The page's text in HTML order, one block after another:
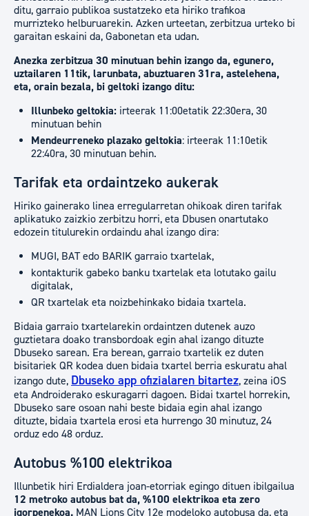
ditu, garraio publikoa sustatzeko eta hiriko trafikoa
murrizteko helburuarekin. Azken urteetan, zerbitzua urteko bi
garaitan eskaini da, Gabonetan eta udan.
Anezka zerbitzua 30 minutuan behin izango da, egunero,
uztailaren 11tik, larunbata, abuztuaren 31ra, astelehena,
eta, orain bezala, bi geltoki izango ditu:
Illunbeko geltokia: irteerak 11:00etatik 22:30era, 30
minutuan behin
Mendeurreneko plazako geltokia: irteerak 11:10etik
22:40ra, 30 minutuan behin.
Tarifak eta ordaintzeko aukerak
Hiriko gainerako linea erregularretan ohikoak diren tarifak
aplikatuko zaizkio zerbitzu horri, eta Dbusen onartutako
edozein titulurekin ordaindu ahal izango dira:
MUGI, BAT edo BARIK garraio txartelak,
kontakturik gabeko banku txartelak eta lotutako gailu
digitalak,
QR txartelak eta noizbehinkako bidaia txartela.
Bidaia garraio txartelarekin ordaintzen dutenek auzo
guztietara doako transbordoak egin ahal izango dituzte
Dbuseko sarean. Era berean, garraio txartelik ez duten
bisitariek QR kodea duen bidaia txartel berria eskuratu ahal
izango dute, Dbuseko app ofizialaren bitartez, zeina iOS
eta Androiderako eskuragarri dagoen. Bidai txartel horrekin,
Dbuseko sare osoan nahi beste bidaia egin ahal izango
dituzte, bidaia txartela erosi eta hurrengo 30 minutuz, 24
orduz edo 48 orduz.
Autobus %100 elektrikoa
Illunbetik hiri Erdialdera joan-etorriak egingo dituen ibilgailua
12 metroko autobus bat da, %100 elektrikoa eta zero
igorpenekoa. MAN Lions City 12e modeloko autobusa da, eta